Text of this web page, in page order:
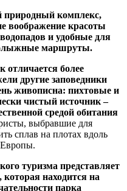
комплекс,
воображение красоты
и удобные для
маршруты.
более
другие заповедники
живописна: пихтовые и
чистый источник –
средой обитания
выбравшие для
сплав на плотах вдоль
Европы.
туризма представляет
находится на
парка